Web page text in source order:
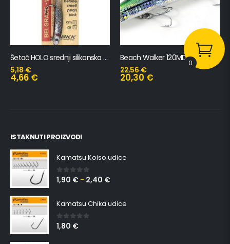
Beach Walker 120MD
22,56€
20,30€
Spearhead Ryuki 110S SW
18,95€
17,06€
ISTAKNUTI PROIZVODI
Kamatsu Koiso udice
0 out of 5
1,90 € – 2,40 €
Kamatsu Chika udice
0 out of 5
1,80 €
0